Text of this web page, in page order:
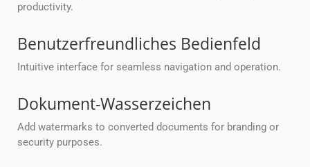
productivity.
Benutzerfreundliches Bedienfeld
Intuitive interface for seamless navigation and operation.
Dokument-Wasserzeichen
Add watermarks to converted documents for branding or
security purposes.